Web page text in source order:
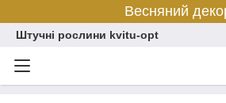
Весняний
Штучні рослини kvitu-opt